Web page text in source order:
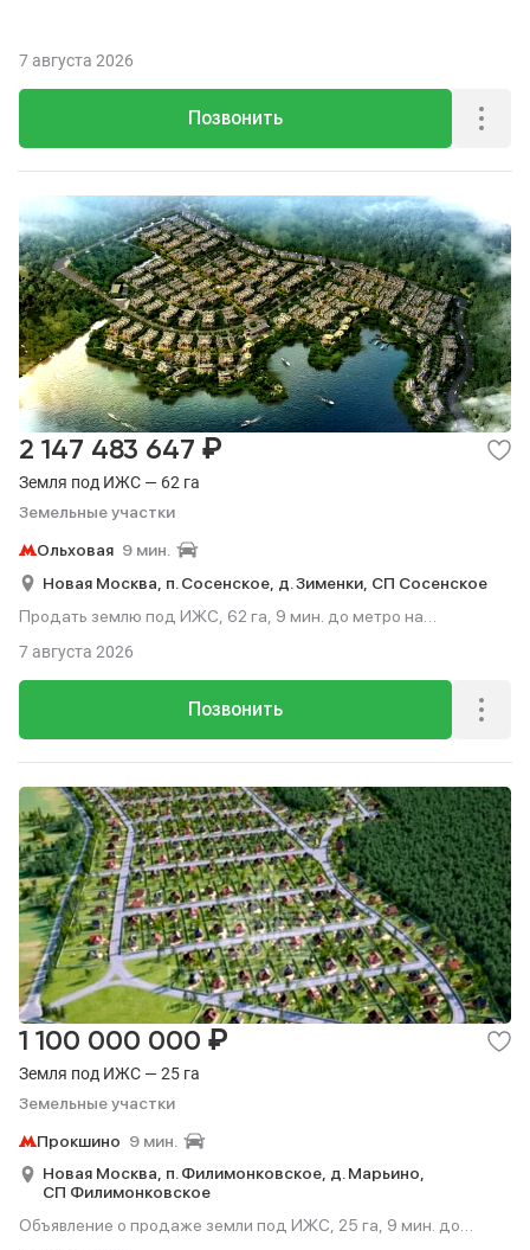
Позвонить
7 августа 2026
Земля под ИЖС — 62 га
Земельные участки
2 147 483 647 ₽
Ольховая 9 мин.
Новая Москва, п. Сосенское, д. Зименки, СП Сосенское
Продать землю под ИЖС, 62 га, 9 мин. до метро на
Позвонить
7 августа 2026
Земля под ИЖС — 25 га
Земельные участки
1 100 000 000 ₽
Прокшино 9 мин.
Новая Москва, п. Филимонковское, д. Марьино,
СП Филимонковское
Объявление о продаже земли под ИЖС, 25 га, 9 мин. до